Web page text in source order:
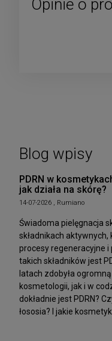
Opinie o
Blog wpisy
PDRN w
jak działa na skórę?
14-07-2026 , Rumiano
Świadoma pielęgnacja
składnikach
procesy regeneracyjne
takich składników jest
latach zdobyła
kosmetologii, jak i w
dokładnie jest PDRN?
łososia? I jakie